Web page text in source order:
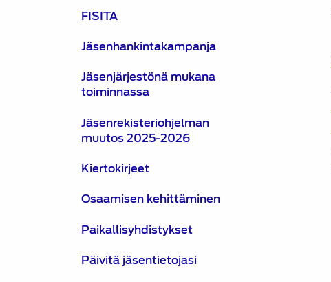
FISITA
Jäsenhankintakampanja
Jäsenjärjestönä mukana
toiminnassa
Jäsenrekisteriohjelman
muutos 2025-2026
Kiertokirjeet
Osaamisen kehittäminen
Paikallisyhdistykset
Päivitä jäsentietojasi